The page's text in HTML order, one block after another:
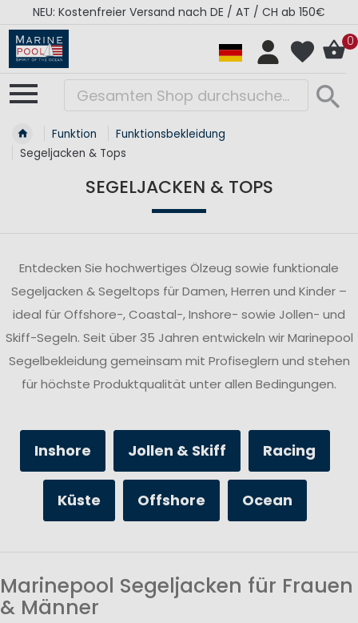
RÉGATES ROYALES Kollektion - Super Sale
0
Funktion
Funktionsbekleidung
Segeljacken & Tops
SEGELJACKEN & TOPS
Entdecken Sie hochwertiges Ölzeug sowie funktionale
Segeljacken & Segeltops für Damen, Herren und Kinder –
ideal für Offshore-, Coastal-, Inshore- sowie Jollen- und
Skiff-Segeln. Seit über 35 Jahren entwickeln wir Marinepool
Segelbekleidung gemeinsam mit Profiseglern und stehen
für höchste Produktqualität unter allen Bedingungen.
Inshore Jollen & Skiff Racing
Küste Offshore Ocean
Marinepool Segeljacken für Frauen
& Männer